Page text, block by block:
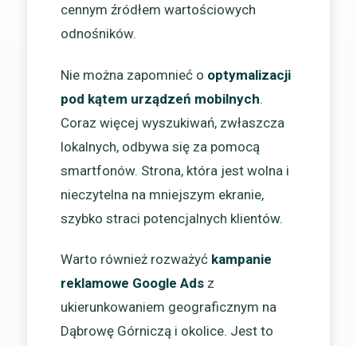
cennym źródłem wartościowych
odnośników.
Nie można zapomnieć o optymalizacji
pod kątem urządzeń mobilnych.
Coraz więcej wyszukiwań, zwłaszcza
lokalnych, odbywa się za pomocą
smartfonów. Strona, która jest wolna i
nieczytelna na mniejszym ekranie,
szybko straci potencjalnych klientów.
Warto również rozważyć kampanie
reklamowe Google Ads z
ukierunkowaniem geograficznym na
Dąbrowę Górniczą i okolice. Jest to